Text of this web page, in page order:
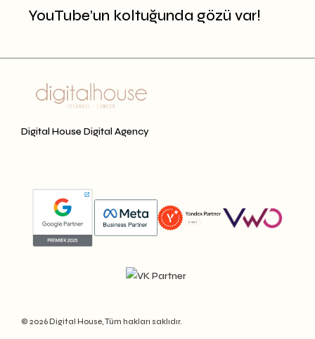
YouTube’un koltuğunda gözü var!
Digital House Digital Agency
© 2026 Digital House, Tüm hakları saklıdır.